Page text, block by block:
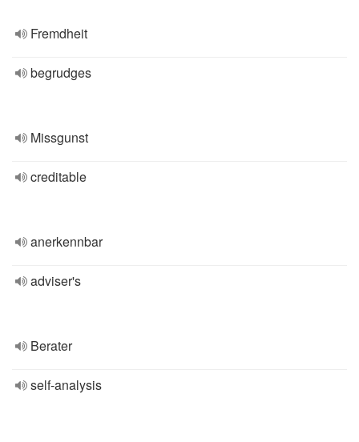
Fremdheit
begrudges
Missgunst
creditable
anerkennbar
adviser's
Berater
self-analysis